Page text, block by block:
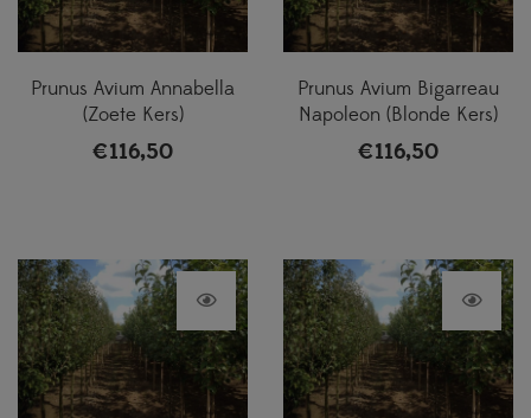
Prunus Avium Annabella
(Zoete Kers)
€116,50
Prunus Avium Bigarreau
Napoleon (Blonde Kers)
€116,50